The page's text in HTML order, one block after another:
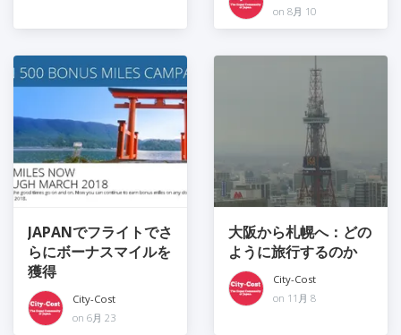
on 8月 10
JAPANでフライトでさ
らにボーナスマイルを
獲得
City-Cost
on 6月 23
大阪から札幌へ：どの
ように旅行するのか
City-Cost
on 11月 8